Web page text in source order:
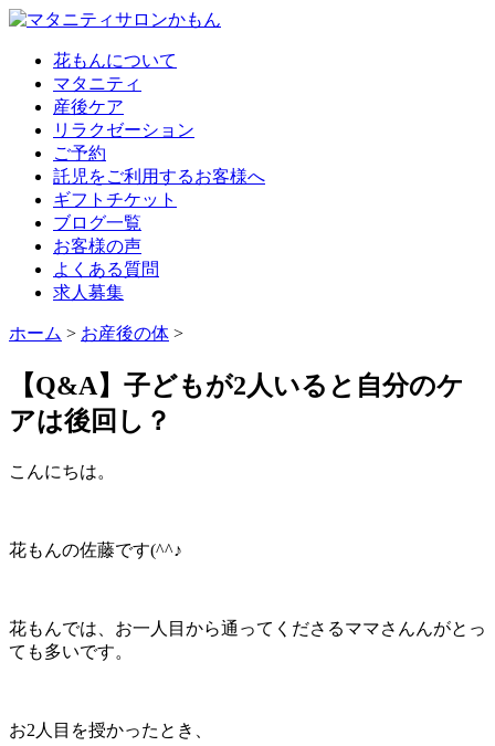
花もんについて
マタニティ
産後ケア
リラクゼーション
ご予約
託児をご利用するお客様へ
ギフトチケット
ブログ一覧
お客様の声
よくある質問
求人募集
ホーム > お産後の体 >
【Q&A】子どもが2人いると自分のケ
アは後回し？
こんにちは。
花もんの佐藤です(^^♪
花もんでは、お一人目から通ってくださるママさんんがとっ
ても多いです。
お2人目を授かったとき、